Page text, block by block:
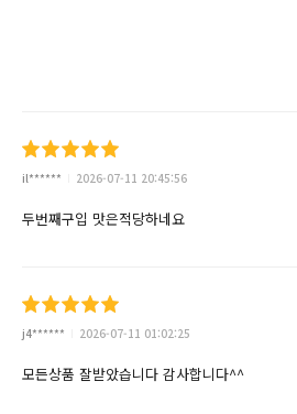
il****** 2026-07-11 20:45:56
두번째구입 맛은적당하네요
j4****** 2026-07-11 01:02:25
모든상품 잘받았습니다 감사합니다^^